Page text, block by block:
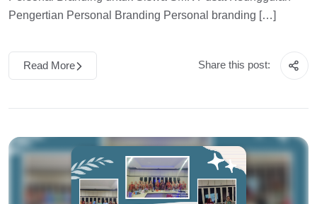
Pengertian Personal Branding Personal branding […]
Read More Share this post: